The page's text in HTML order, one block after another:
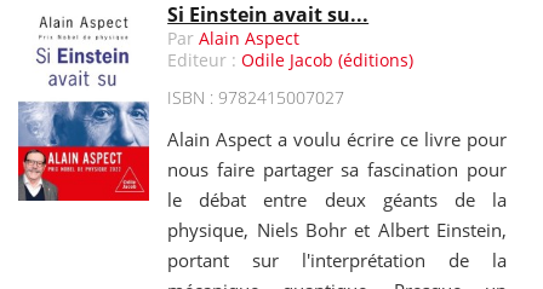
Si Einstein avait su...
ParAlain Aspect
Editeur :Odile Jacob (éditions)
ISBN : 9782415007027
Alain Aspect a voulu écrire ce livre pour
nous faire partager sa fascination pour
le débat entre deux géants de la
physique, Niels Bohr et Albert Einstein,
portant sur l'interprétation de la